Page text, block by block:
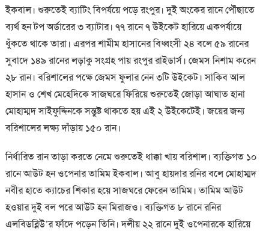
ইকবাল। শুরুতেই ব্যাটিং বিপর্যয়ে পড়ে রংপুর। দুই অংকের রানে পৌঁছাতে
ব্যর্থ হন টপ অর্ডারের ৩ ব্যাটার। ৭৭ রানে ৭ উইকেট হারিয়ে একপর্যায়ে
ধুঁকতে থাকে তারা। এরপর শামীম হাসানের বিধ্বংসী ২৪ বলে ৫৯ রানের
সুবাদে ১৪৯ রানের লড়াকু সংগ্রহ পায় রংপুর রাইডার্স। জেমস নিশাম করেন
২৮ রান। বরিশালের পক্ষে জেমস ফুলার নেন ৩টি উইকেট। সাকিব আল
হাসান ও শেখ মেহেদিকে সাজঘরে ফিরিয়ে শুরুতেই জোড়া আঘাত হানা
মোহাম্মদ সাইফুদ্দিনকে সন্তুষ্ট থাকতে হয় এই ২ উইকেটেই। জয়ের জন্য
বরিশালের লক্ষ্য দাঁড়ায় ১৫০ রান।
নির্ধারিত রান তাড়া করতে নেমে শুরুতেই ধাক্কা খায় বরিশাল। ব্যক্তিগত ১০
রানে আউট হন ওপেনার তামিম ইকবাল। আবু হায়দার রনির বলে মোহাম্মদ
নবীর হাতে ক্যাচের শিকার হয়ে সাজঘরে ফেরেন তামিম। তামিম আউট
হওয়ার দুই বল পরে আউট হন মিরাজও। ব্যক্তিগত ৮ রানে রনির
এলবিডব্লিউ’র ফাঁদে পড়েন তিনি। দলীয় ২২ রানে দুই ওপেনারকে হারিয়ে